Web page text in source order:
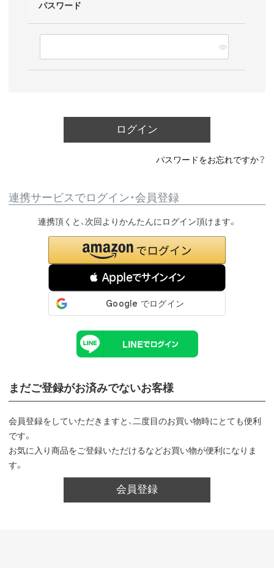
パスワード
ログイン
パスワードをお忘れですか？
連携サービスでログイン・会員登録
 Appleでサインイン
連携頂くと、次回よりかんたんにログイン頂けます。
まだご登録がお済みでないお客様
会員登録をしていただきますと、二度目のお買い物時にとても便利
です。
お気に入り商品をご登録いただけるなどお買い物が便利になりま
す。
会員登録